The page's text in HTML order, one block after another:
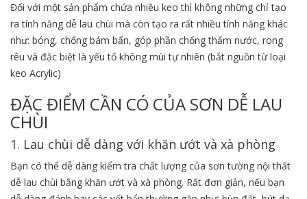
Đối với một sản phẩm chứa nhiều keo thì không những chỉ tạo
ra tính năng dễ lau chùi mà còn tạo ra rất nhiều tính năng khác
như: bóng, chống bám bẩn, góp phần chống thấm nước, rong
rêu và đặc biệt là yếu tố không mùi tự nhiên (bắt nguồn từ loại
keo Acrylic)
ĐẶC ĐIỂM CẦN CÓ CỦA SƠN DỄ LAU
CHÙI
1. Lau chùi dễ dàng với khăn ướt và xà phòng
Bạn có thể dễ dàng kiểm tra chất lượng của sơn tường nội thất
dễ lau chùi bằng khăn ướt và xà phòng. Rất đơn giản, nếu bạn